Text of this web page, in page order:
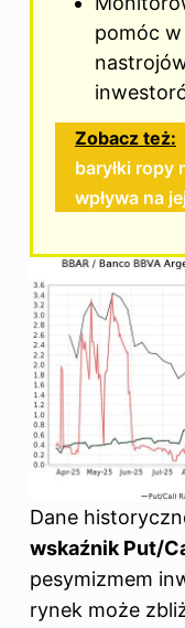
pomóc
Zobacz też:
baryłki ropy
wpływa na
Dane
wskaźnik Put/
pesymizmem
rynek może